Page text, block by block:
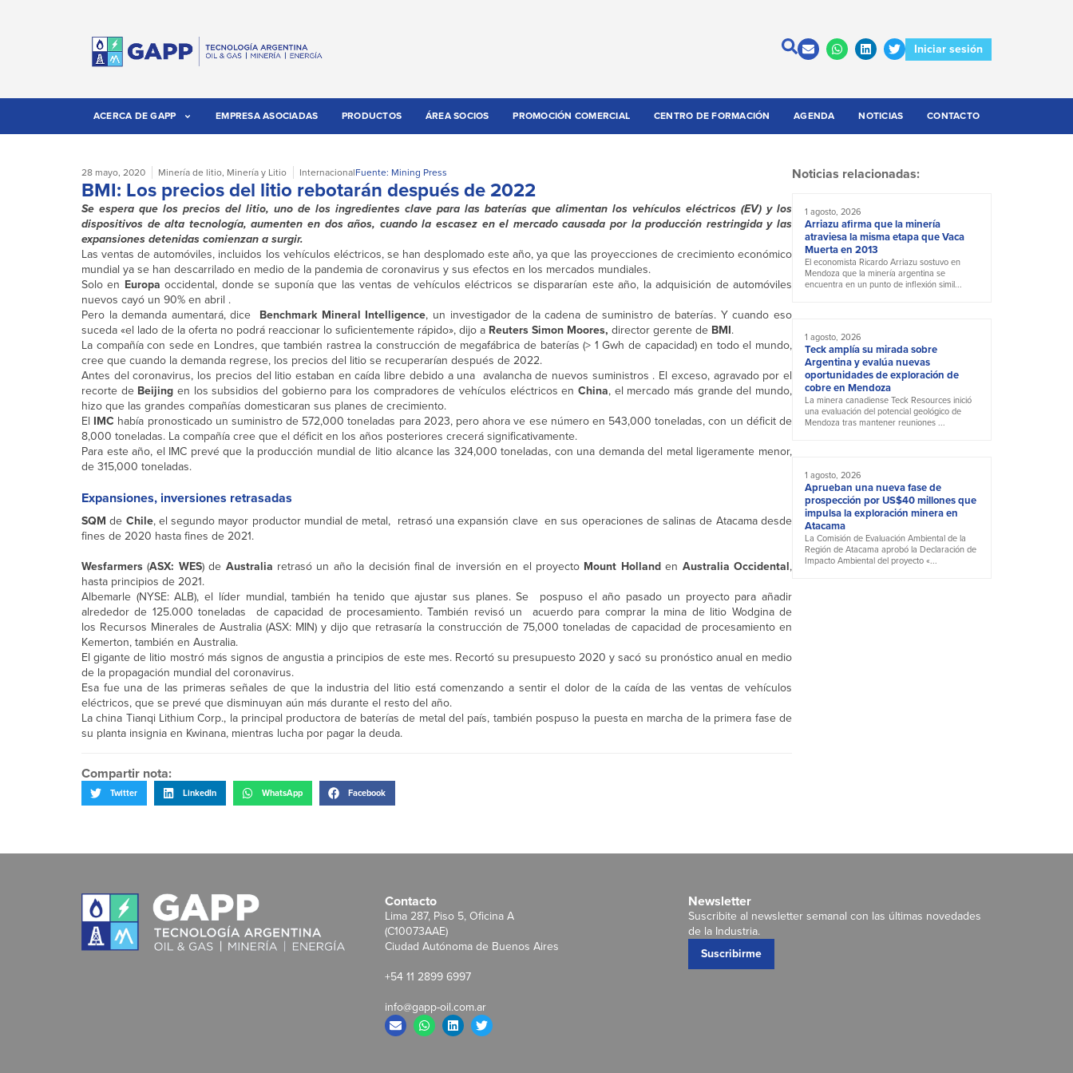
Iniciar sesión
ACERCA DE GAPP EMPRESA ASOCIADAS PRODUCTOS ÁREA SOCIOS PROMOCIÓN COMERCIAL CENTRO DE FORMACIÓN AGENDA NOTICIAS CONTACTO
28 mayo, 2020 Minería de litio, Minería y Litio InternacionalFuente: Mining Press
BMI: Los precios del litio rebotarán después de 2022
Se espera que los precios del litio, uno de los ingredientes clave para las baterías que alimentan los vehículos eléctricos (EV) y los
dispositivos de alta tecnología, aumenten en dos años, cuando la escasez en el mercado causada por la producción restringida y las
expansiones detenidas comienzan a surgir.
Las ventas de automóviles, incluidos los vehículos eléctricos, se han desplomado este año, ya que las proyecciones de crecimiento económico
mundial ya se han descarrilado en medio de la pandemia de coronavirus y sus efectos en los mercados mundiales.
Solo en Europa occidental, donde se suponía que las ventas de vehículos eléctricos se dispararían este año, la adquisición de automóviles
nuevos cayó un 90% en abril .
Pero la demanda aumentará, dice Benchmark Mineral Intelligence, un investigador de la cadena de suministro de baterías. Y cuando eso
suceda «el lado de la oferta no podrá reaccionar lo suficientemente rápido», dijo a Reuters Simon Moores, director gerente de BMI.
La compañía con sede en Londres, que también rastrea la construcción de megafábrica de baterías (> 1 Gwh de capacidad) en todo el mundo,
cree que cuando la demanda regrese, los precios del litio se recuperarían después de 2022.
Antes del coronavirus, los precios del litio estaban en caída libre debido a una avalancha de nuevos suministros . El exceso, agravado por el
recorte de Beijing en los subsidios del gobierno para los compradores de vehículos eléctricos enChina, el mercado más grande del mundo,
hizo que las grandes compañías domesticaran sus planes de crecimiento.
El IMC había pronosticado un suministro de 572,000 toneladas para 2023, pero ahora ve ese número en 543,000 toneladas, con un déficit de
8,000 toneladas. La compañía cree que el déficit en los años posteriores crecerá significativamente.
Para este año, el IMC prevé que la producción mundial de litio alcance las 324,000 toneladas, con una demanda del metal ligeramente menor,
de 315,000 toneladas.
Expansiones, inversiones retrasadas
SQM de Chile, el segundo mayor productor mundial de metal, retrasó una expansión clave en sus operaciones de salinas de Atacama desde
fines de 2020 hasta fines de 2021.
Wesfarmers (ASX: WES) de Australia retrasó un año la decisión final de inversión en el proyecto Mount Hollanden Australia Occidental,
hasta principios de 2021.
Albemarle (NYSE: ALB), el líder mundial, también ha tenido que ajustar sus planes. Se pospuso el año pasado un proyecto para añadir
alrededor de 125.000 toneladas de capacidad de procesamiento. También revisó un acuerdo para comprar la mina de litio Wodgina de
los Recursos Minerales de Australia (ASX: MIN) y dijo que retrasaría la construcción de 75,000 toneladas de capacidad de procesamiento en
Kemerton, también en Australia.
El gigante de litio mostró más signos de angustia a principios de este mes. Recortó su presupuesto 2020 y sacó su pronóstico anual en medio
de la propagación mundial del coronavirus.
Esa fue una de las primeras señales de que la industria del litio está comenzando a sentir el dolor de la caída de las ventas de vehículos
eléctricos, que se prevé que disminuyan aún más durante el resto del año.
La china Tianqi Lithium Corp., la principal productora de baterías de metal del país, también pospuso la puesta en marcha de la primera fase de
su planta insignia en Kwinana, mientras lucha por pagar la deuda.
Compartir nota:
Twitter LinkedIn WhatsApp Facebook
Noticias relacionadas:
1 agosto, 2026
Arriazu afirma que la minería
atraviesa la misma etapa que Vaca
Muerta en 2013
El economista Ricardo Arriazu sostuvo en
Mendoza que la minería argentina se
encuentra en un punto de inflexión simil...
1 agosto, 2026
Teck amplía su mirada sobre
Argentina y evalúa nuevas
oportunidades de exploración de
cobre en Mendoza
La minera canadiense Teck Resources inició
una evaluación del potencial geológico de
Mendoza tras mantener reuniones ...
1 agosto, 2026
Aprueban una nueva fase de
prospección por US$40 millones que
impulsa la exploración minera en
Atacama
La Comisión de Evaluación Ambiental de la
Región de Atacama aprobó la Declaración de
Impacto Ambiental del proyecto «...
Contacto
Lima 287, Piso 5, Oficina A
(C10073AAE)
Ciudad Autónoma de Buenos Aires
+54 11 2899 6997
info@gapp-oil.com.ar
Newsletter
Suscribite al newsletter semanal con las últimas novedades
de la Industria.
Suscribirme